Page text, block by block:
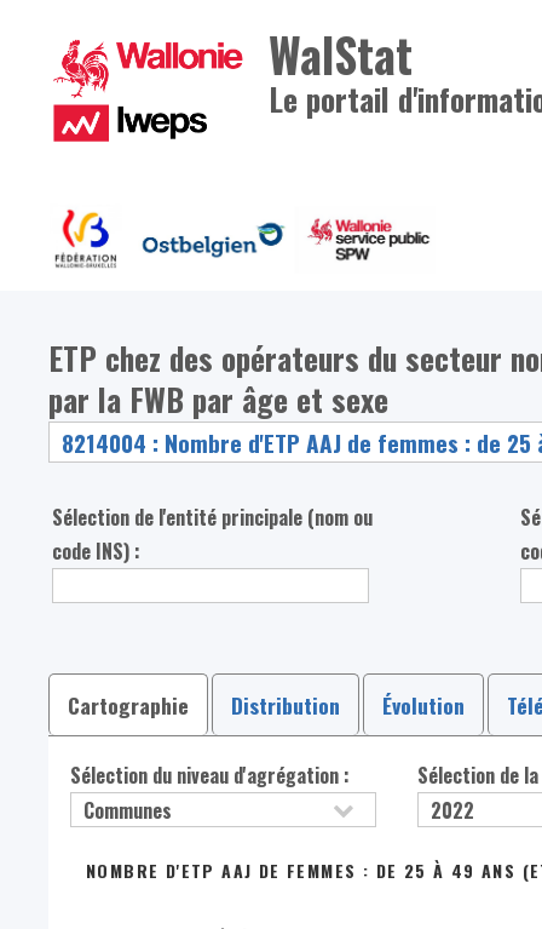
WalStat
Le portail
ETP chez des opérateurs du secteur
par la FWB par âge et sexe
Sélection de l'entité principale (nom ou
code INS) :
Cartographie Distribution Évolution
Sélection du niveau d'agrégation : Sélection de
NOMBRE D'ETP AAJ DE FEMMES : DE 25 À 49 ANS